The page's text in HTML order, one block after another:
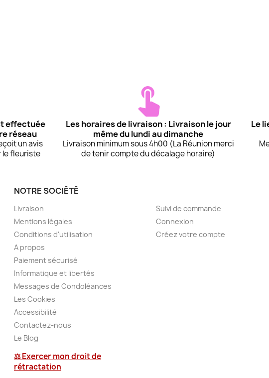
effectuée
réseau
un avis
le fleuriste
Les horaires de livraison : Livraison le jour
même du lundi au dimanche
Livraison minimum sous 4h00 (La Réunion merci
de tenir compte du décalage horaire)
Le
NOTRE SOCIÉTÉ
Livraison
Mentions légales
Conditions d'utilisation
A propos
Paiement sécurisé
Informatique et libertés
Messages de Condoléances
Les Cookies
Accessibilité
Contactez-nous
Le Blog
⚖ Exercer mon droit de
rétractation
Suivi de commande
Connexion
Créez votre compte